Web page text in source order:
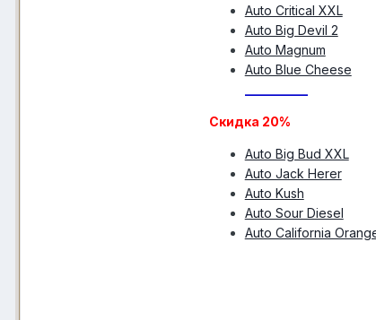
Auto Critical XXL
Auto Big Devil 2
Auto Magnum
Auto Blue Cheese
Скидка 20%
Auto Big Bud XXL
Auto Jack Herer
Auto Kush
Auto Sour Diesel
Auto California